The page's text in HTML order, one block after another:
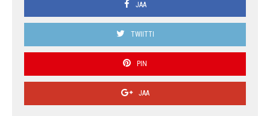
JAA
TWIITTI
PIN
JAA